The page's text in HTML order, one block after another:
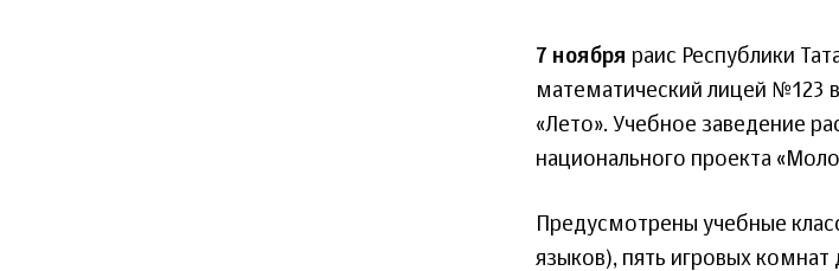
7 ноября раис Республики
математический лицей №123
«Лето». Учебное заведение
национального проекта
Предусмотрены учебные
языков), пять игровых комнат